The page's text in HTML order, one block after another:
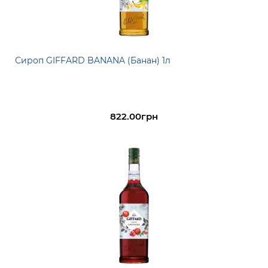
Сироп GIFFARD BANANA (Банан) 1л
822.00грн